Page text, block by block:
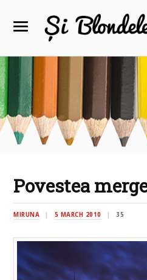
Povestea
MIRUNA 5 MARCH 2010 35